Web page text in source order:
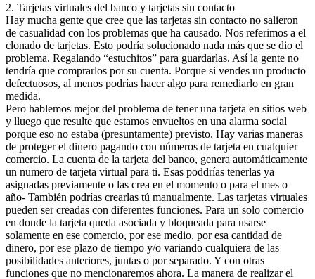
2. Tarjetas virtuales del banco y tarjetas sin contacto
Hay mucha gente que cree que las tarjetas sin contacto no salieron
de casualidad con los problemas que ha causado. Nos referimos a el
clonado de tarjetas. Esto podría solucionado nada más que se dio el
problema. Regalando “estuchitos” para guardarlas. Así la gente no
tendría que comprarlos por su cuenta. Porque si vendes un producto
defectuosos, al menos podrías hacer algo para remediarlo en gran
medida.
Pero hablemos mejor del problema de tener una tarjeta en sitios web
y lluego que resulte que estamos envueltos en una alarma social
porque eso no estaba (presuntamente) previsto. Hay varias maneras
de proteger el dinero pagando con números de tarjeta en cualquier
comercio. La cuenta de la tarjeta del banco, genera automáticamente
un numero de tarjeta virtual para ti. Esas poddrías tenerlas ya
asignadas previamente o las crea en el momento o para el mes o
año- También podrías crearlas tú manualmente. Las tarjetas virtuales
pueden ser creadas con diferentes funciones. Para un solo comercio
en donde la tarjeta queda asociada y bloqueada para usarse
solamente en ese comercio, por ese medio, por esa cantidad de
dinero, por ese plazo de tiempo y/o variando cualquiera de las
posibilidades anteriores, juntas o por separado. Y con otras
funciones que no mencionaremos ahora. La manera de realizar el